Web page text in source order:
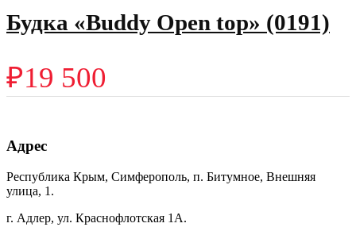
Будка «Buddy Open top» (0191)
₽19 500
Адрес
Республика Крым, Симферополь, п. Битумное, Внешняя
улица, 1.
г. Адлер, ул. Краснофлотская 1А.